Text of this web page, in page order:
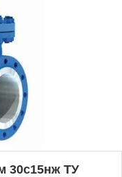
30с15нж ТУ